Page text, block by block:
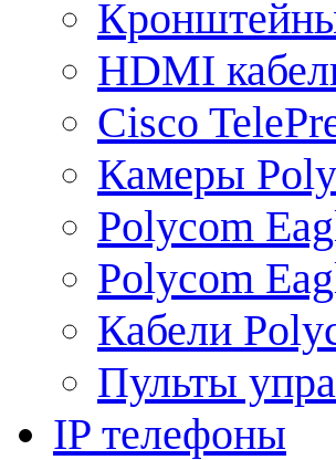
HDMI
Cisco
Камеры
Polycom
Polycom
Кабели
Пульты
IP телефоны